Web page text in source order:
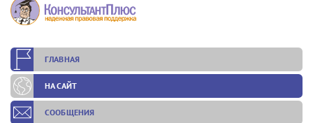
ГЛАВНАЯ
НА САЙТ
СООБЩЕНИЯ